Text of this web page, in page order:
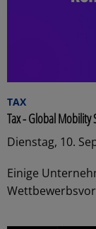
TAX
Tax - Global Mobility
Dienstag, 10.
Einige